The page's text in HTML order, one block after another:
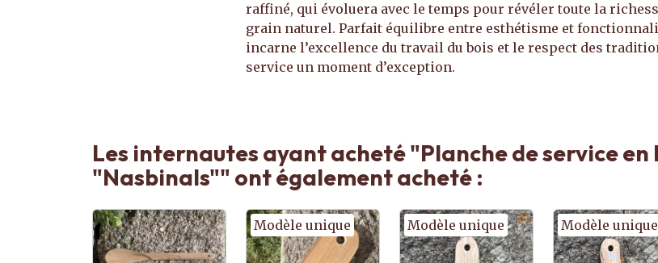
raffiné, qui évoluera avec le temps pour révéler toute la
grain naturel. Parfait équilibre entre esthétisme et
incarne l’excellence du travail du bois et le respect des
service un moment d’exception.
Les internautes ayant acheté "Planche de service
"Nasbinals"" ont également acheté :
Modèle unique Modèle unique Modèle unique